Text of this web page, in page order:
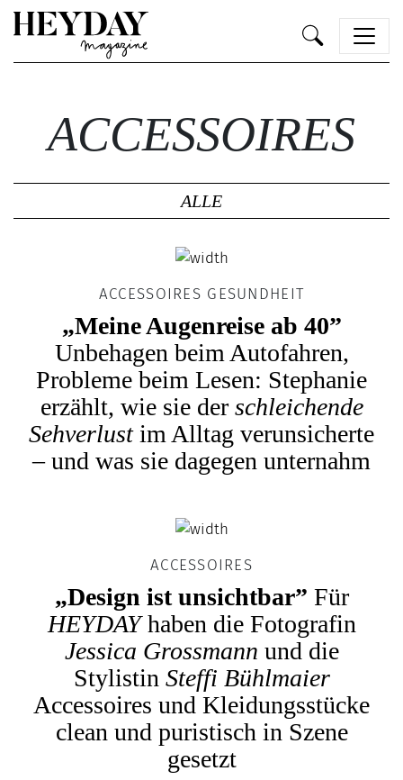
ACCESSOIRES
ALLE
ACCESSOIRES GESUNDHEIT
„Meine Augenreise ab 40”
Unbehagen beim Autofahren,
Probleme beim Lesen: Stephanie
erzählt, wie sie der schleichende
Sehverlustim Alltag verunsicherte
– und was sie dagegen unternahm
ACCESSOIRES
„Design ist unsichtbar” Für
HEYDAYhaben die Fotografin
Jessica Grossmann und die
Stylistin Steffi Bühlmaier
Accessoires und Kleidungsstücke
clean und puristisch in Szene
gesetzt